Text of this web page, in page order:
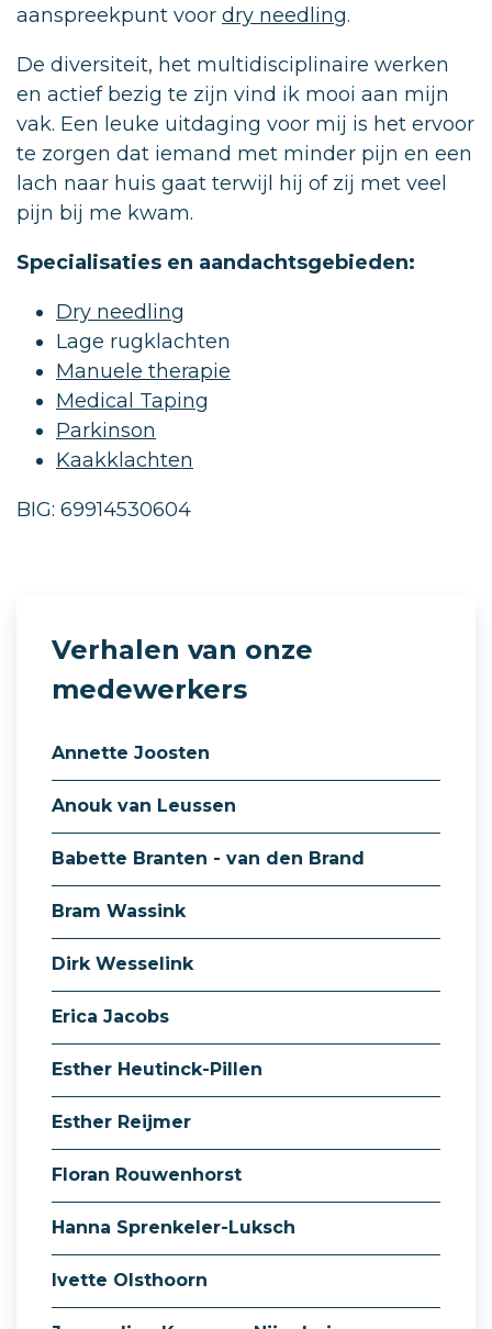
aanspreekpunt voor dry needling.
De diversiteit, het multidisciplinaire werken
en actief bezig te zijn vind ik mooi aan mijn
vak. Een leuke uitdaging voor mij is het ervoor
te zorgen dat iemand met minder pijn en een
lach naar huis gaat terwijl hij of zij met veel
pijn bij me kwam.
Specialisaties en aandachtsgebieden:
Dry needling
Lage rugklachten
Manuele therapie
Medical Taping
Parkinson
Kaakklachten
BIG: 69914530604
Verhalen van onze
medewerkers
Annette Joosten
Anouk van Leussen
Babette Branten - van den Brand
Bram Wassink
Dirk Wesselink
Erica Jacobs
Esther Heutinck-Pillen
Esther Reijmer
Floran Rouwenhorst
Hanna Sprenkeler-Luksch
Ivette Olsthoorn